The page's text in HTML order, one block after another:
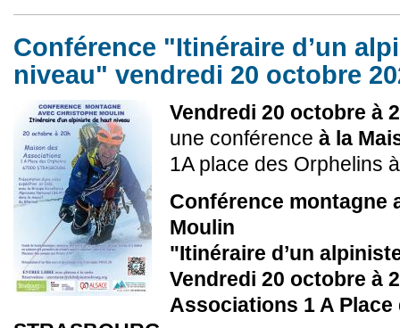
Conférence "Itinéraire d’un
niveau" vendredi 20 octobre
Vendredi 20 octobre à
une conférenceà la
1A place des Orphelins
Conférence montagne
Moulin
"Itinéraire d’un
Vendredi 20 octobre à
Associations 1 A